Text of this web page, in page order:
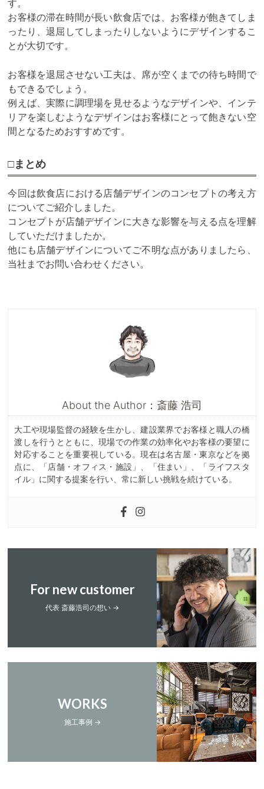
す。
お客様の滞在時間が長い飲食店では、お客様が飽きてしま
ったり、退屈してしまったりしないようにデザインするこ
とが大切です。
お客様を退屈させない工夫は、席が空くまでの待ち時間で
もできるでしょう。
例えば、実際に調理場を見せるようなデザインや、インテ
リアを楽しむようなデザインはお客様にとって飽きない空
間となるためおすすめです。
□まとめ
今回は飲食店における店舗デザインのコンセプトの考え方
についてご紹介しました。
コンセプトが店舗デザインに大きな影響を与える点を理解
していただけましたか。
他にも店舗デザインについてご不明な点がありましたら、
当社までお問い合わせください。
About the Author：斎藤 浩司
大工や現場監督の経験を生かし、建設業界でお客様と職人の橋
渡しを行うとともに、現場での作業の効率化やお客様の要望に
対応することを重要視している。現在は名古屋・東京などを拠
点に、「店舗・オフィス・施設」、「住まい」、「ライフスタ
イル」に関する提案を行い、常に新しい挑戦を続けている。
For new customer
代表 斎藤浩司の想い →
WORKS
施工事例 →